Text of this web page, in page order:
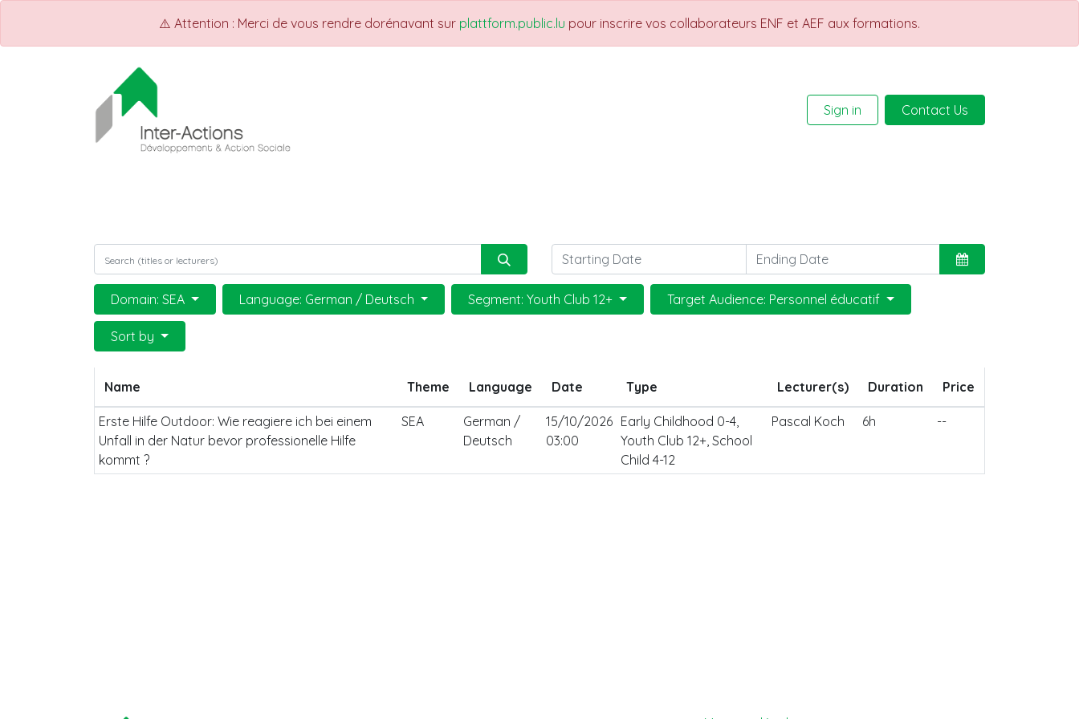
⚠️ Attention : Merci de vous rendre dorénavant sur plattform.public.lu pour inscrire vos collaborateurs ENF et AEF aux formations.
Sign in Contact Us
Domain: SEA Language: German / Deutsch Segment: Youth Club 12+ Target Audience: Personnel éducatif
Sort by
Name Theme Language Date Type Lecturer(s) Duration Price
Erste Hilfe Outdoor: Wie reagiere ich bei einem
Unfall in der Natur bevor professionelle Hilfe
kommt ?
SEA
German /
Deutsch
15/10/2026
03:00
Early Childhood 0-4,
Youth Club 12+, School
Child 4-12
Pascal Koch 6h --